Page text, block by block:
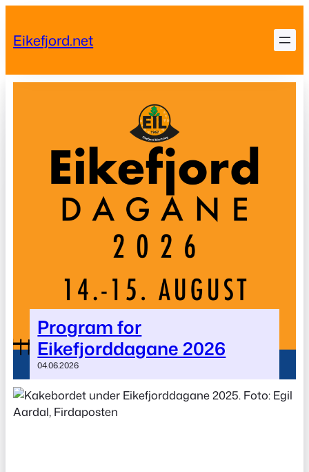
content
Eikefjord.net
Program for
Eikefjorddagane 2026
04.06.2026